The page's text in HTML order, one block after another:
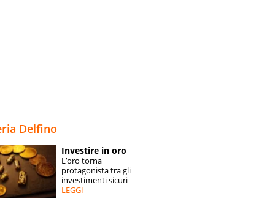
ESPERTI
CONTATTI
Delfino
Investire in oro
L’oro torna
protagonista tra gli
investimenti sicuri
LEGGI